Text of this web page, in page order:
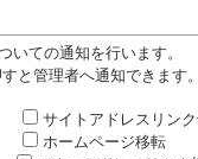
いての通知を行います。
すと管理者へ通知できます
サイトアドレスリン
ホームページ移転